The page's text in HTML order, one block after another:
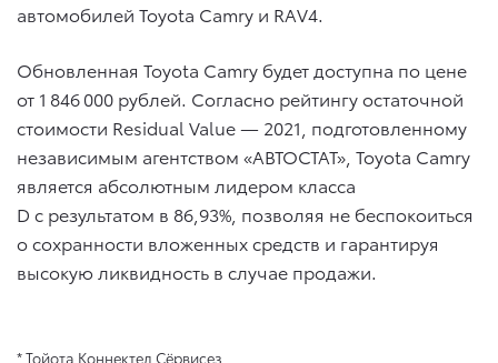
автомобилей Toyota Camry и RAV4.
Обновленная Toyota Camry будет доступна по цене
от 1 846 000 рублей. Согласно рейтингу остаточной
стоимости Residual Value — 2021, подготовленному
независимым агентством «АВТОСТАТ», Toyota Camry
является абсолютным лидером класса
D с результатом в 86,93%, позволяя не беспокоиться
о сохранности вложенных средств и гарантируя
высокую ликвидность в случае продажи.
* Тойота Коннектед Сёрвисез